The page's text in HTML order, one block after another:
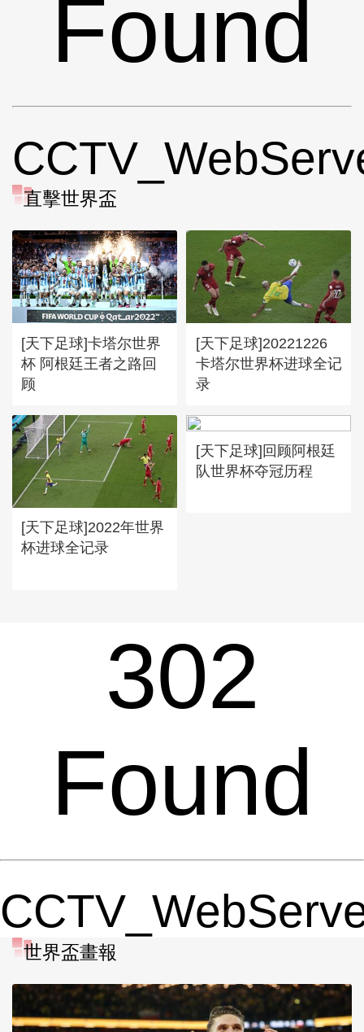
Found
直擊世界盃
[天下足球]卡塔尔世界
杯 阿根廷王者之路回
顾
[天下足球]20221226
卡塔尔世界杯进球全记
录
[天下足球]2022年世界
杯进球全记录
[天下足球]回顾阿根廷
队世界杯夺冠历程
302
Found
世界盃畫報